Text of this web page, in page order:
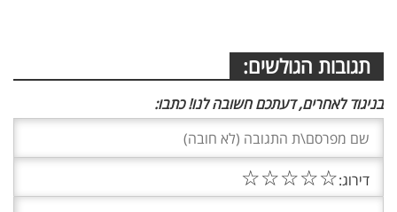
תגובות הגולשים:
בניגוד לאחרים, דעתכם חשובה לנו! כתבו:
דירוג:☆
☆
☆
☆
☆